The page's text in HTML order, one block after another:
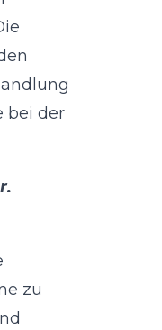
bei der
zu